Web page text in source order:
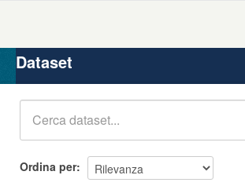
Organizzazioni
Gruppi
Dataset
Ordina per